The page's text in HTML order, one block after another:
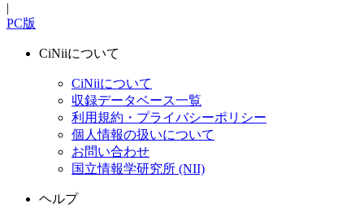
|
PC版
CiNiiについて
CiNiiについて
収録データベース一覧
利用規約・プライバシーポリシー
個人情報の扱いについて
お問い合わせ
国立情報学研究所 (NII)
ヘルプ